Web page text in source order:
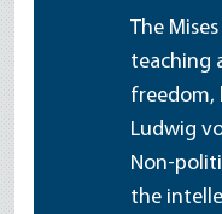
The
teaching
freedom,
Ludwig
Non-
the